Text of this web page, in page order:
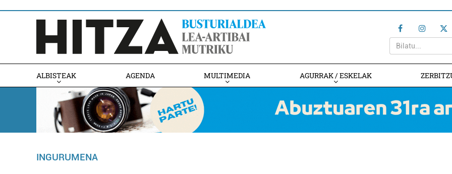
ALBISTEAK AGENDA MULTIMEDIA AGURRAK / ESKELAK
INGURUMENA